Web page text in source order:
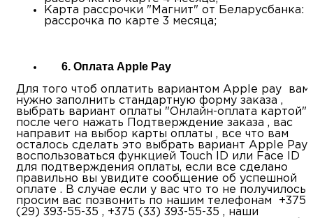
Карта рассрочки "Магнит" от Беларусбанка:
рассрочка по карте 3 месяца;
6. Оплата Apple Pay
Для того чтоб оплатить вариантом Apple pay вам
нужно заполнить стандартную форму заказа ,
выбрать вариант оплаты "Онлайн-оплата картой" ,
после чего нажать Подтверждение заказа , вас
направит на выбор карты оплаты , все что вам
осталось сделать это выбрать вариант Apple Pay
воспользоваться функцией Touch ID или Face ID
для подтверждения оплаты, если все сделано
правильно вы увидите сообщение об успешной
оплате . В случае если у вас что то не получилось ,
просим вас позвонить по нашим телефонам +375
(29) 393-55-35 , +375 (33) 393-55-35 , наши